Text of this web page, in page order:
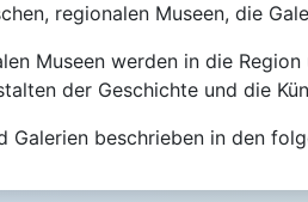
regionalen Museen, die
Museen werden in die
der Geschichte und die
Galerien beschrieben in den